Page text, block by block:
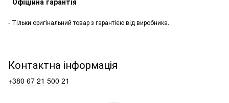
- Тільки оригінальний товар з гарантією від виробника.
Контактна інформація
+380 67 21 500 21